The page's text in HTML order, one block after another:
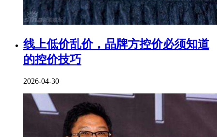
线上低价乱价，品牌方控价必须知道
的控价技巧
2026-04-30